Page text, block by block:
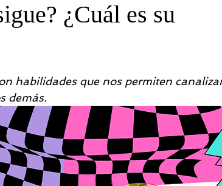
RESILIENCIA LEY DE LA ATRACCIÓN
¿Cuál es su
habilidades que nos permiten
demás.